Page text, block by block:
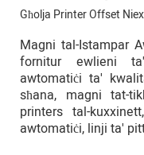
Magni tal-Istampar
fornitur ewlieni
awtomatiċi ta'
sħana, magni tat-
printers tal-
awtomatiċi, linji ta'